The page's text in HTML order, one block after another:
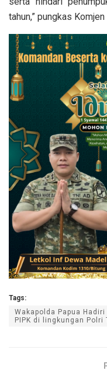
tahun,” pungkas
Tags:
Wakapolda Papua
PIPK di lingkungan Polri